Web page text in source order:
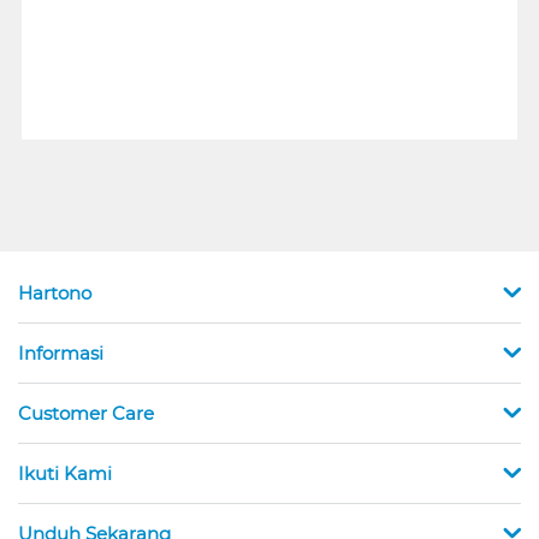
Hartono
Informasi
Customer Care
Ikuti Kami
Unduh Sekarang